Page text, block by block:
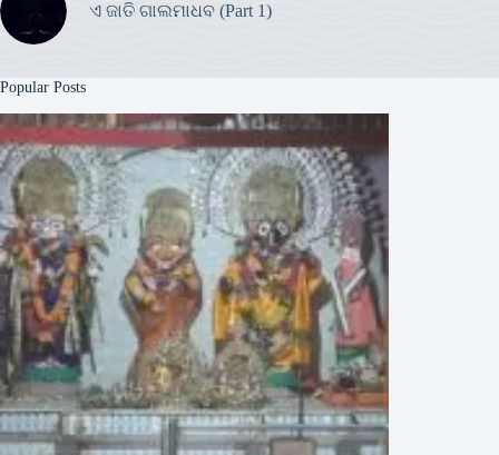
ଏ ଜାତି ଗାଲମାଧବ (Part 1)
Popular Posts